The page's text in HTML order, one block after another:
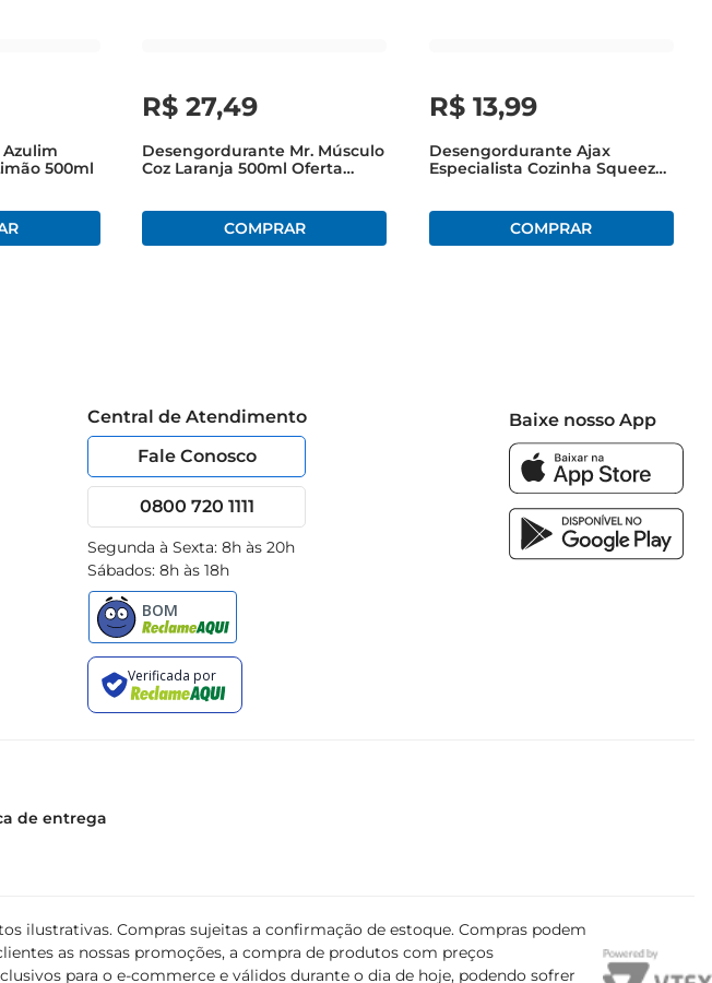
500ml
R$ 27,49
Desengordurante Mr. Músculo
Coz Laranja 500ml Oferta
R$ 13,99
Desengordurante Ajax
Especialista Cozinha Squeeze
Central de Atendimento
Fale Conosco
0800 720 1111
Segunda à Sexta: 8h às 20h
Sábados: 8h às 18h
Baixe nosso App
de entrega
ilustrativas. Compras sujeitas a confirmação de estoque. Compras podem
as nossas promoções, a compra de produtos com preços
para o e-commerce e válidos durante o dia de hoje, podendo sofrer